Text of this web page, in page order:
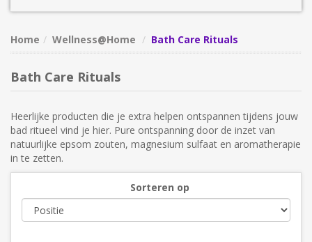
Home Wellness@Home Bath Care Rituals
Bath Care Rituals
Heerlijke producten die je extra helpen ontspannen tijdens jouw
bad ritueel vind je hier. Pure ontspanning door de inzet van
natuurlijke epsom zouten, magnesium sulfaat en aromatherapie
in te zetten.
Sorteren op